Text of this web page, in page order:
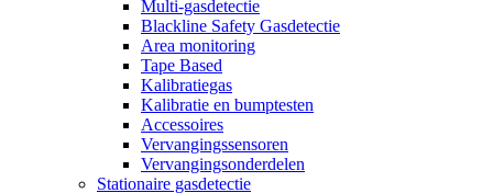
Multi-gasdetectie
Blackline Safety Gasdetectie
Area monitoring
Tape Based
Kalibratiegas
Kalibratie en bumptesten
Accessoires
Vervangingssensoren
Vervangingsonderdelen
Stationaire gasdetectie